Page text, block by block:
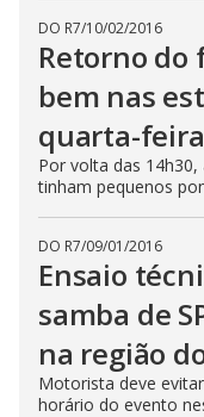
DO R7/10/02/2016
Retorno
bem nas
quarta-feira
Por volta das
tinham pequenos
DO R7/09/01/2016
Ensaio
samba de
na região
Motorista deve
horário do evento